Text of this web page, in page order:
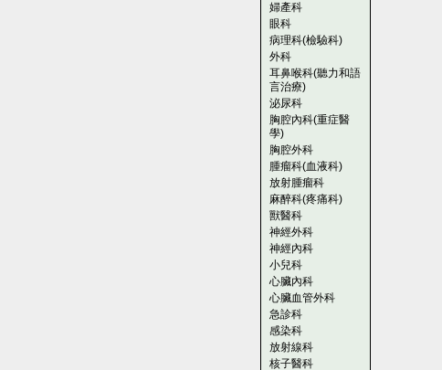
婦產科
眼科
病理科(檢驗科)
外科
耳鼻喉科(聽力和語
言治療)
泌尿科
胸腔內科(重症醫
學)
胸腔外科
腫瘤科(血液科)
放射腫瘤科
麻醉科(疼痛科)
獸醫科
神經外科
神經內科
小兒科
心臟內科
心臟血管外科
急診科
感染科
放射線科
核子醫科